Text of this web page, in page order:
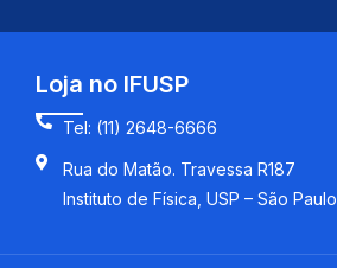
Loja no IFUSP
Tel: (11) 2648-6666
Rua do Matão. Travessa R187
Instituto de Física, USP – São Paulo